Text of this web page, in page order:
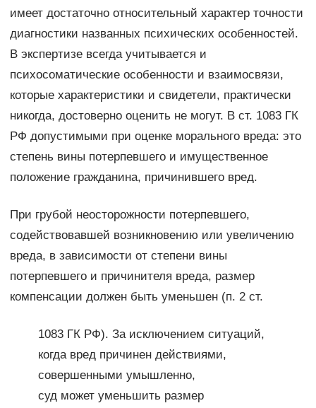
имеет достаточно относительный характер точности
диагностики названных психических особенностей.
В экспертизе всегда учитывается и
психосоматические особенности и взаимосвязи,
которые характеристики и свидетели, практически
никогда, достоверно оценить не могут. В ст. 1083 ГК
РФ допустимыми при оценке морального вреда: это
степень вины потерпевшего и имущественное
положение гражданина, причинившего вред.
При грубой неосторожности потерпевшего,
содействовавшей возникновению или увеличению
вреда, в зависимости от степени вины
потерпевшего и причинителя вреда, размер
компенсации должен быть уменьшен (п. 2 ст.
1083 ГК РФ). За исключением ситуаций,
когда вред причинен действиями,
совершенными умышленно,
суд может уменьшить размер